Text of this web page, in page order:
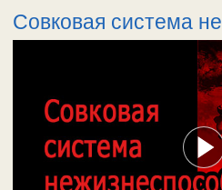
Совковая система